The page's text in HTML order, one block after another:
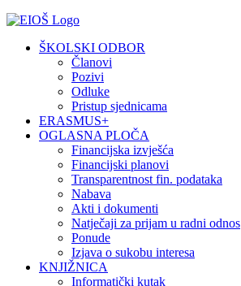
Facebook
YouTube
X
Pinterest
ŠKOLSKI ODBOR
Članovi
Pozivi
Odluke
Pristup sjednicama
ERASMUS+
OGLASNA PLOČA
Financijska izvješća
Financijski planovi
Transparentnost fin. podataka
Nabava
Akti i dokumenti
Natječaji za prijam u radni odnos
Ponude
Izjava o sukobu interesa
KNJIŽNICA
Informatički kutak